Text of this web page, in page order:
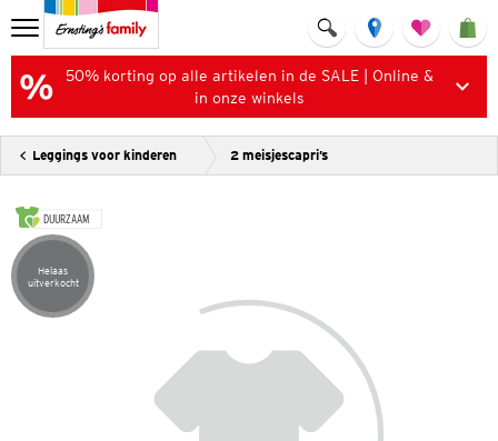
50% korting op alle artikelen in de SALE | Online &
in onze winkels
Leggings voor kinderen 2 meisjescapri’s
DUURZAAM
Artikel helaas uitverkocht
Helaas
uitverkocht